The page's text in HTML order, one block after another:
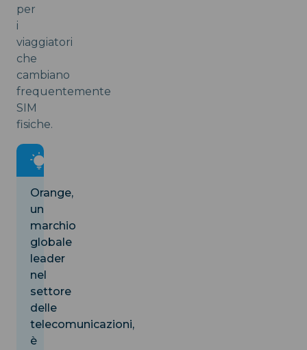
per
i
viaggiatori
che
cambiano
frequentemente
SIM
fisiche.
Orange,
un
marchio
globale
leader
nel
settore
delle
telecomunicazioni,
è